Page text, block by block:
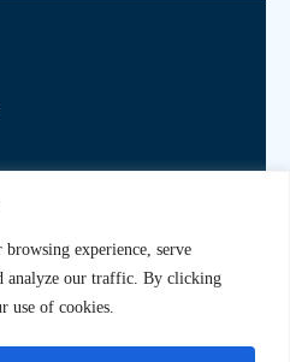
browsing experience, serve
analyze our traffic. By clicking
use of cookies.